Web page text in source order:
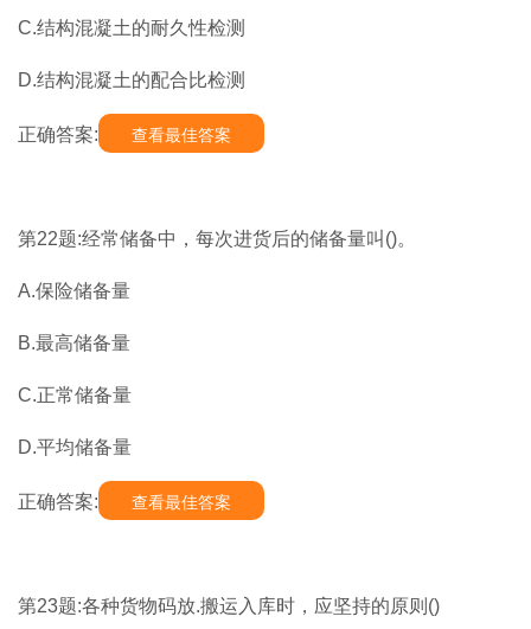
C.结构混凝土的耐久性检测
D.结构混凝土的配合比检测
正确答案: 查看最佳答案
第22题:经常储备中，每次进货后的储备量叫()。
A.保险储备量
B.最高储备量
C.正常储备量
D.平均储备量
正确答案: 查看最佳答案
第23题:各种货物码放.搬运入库时，应坚持的原则()